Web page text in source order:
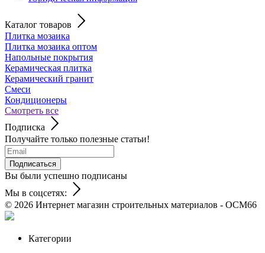
Каталог товаров
Плитка мозаика
Плитка мозаика оптом
Напольные покрытия
Керамическая плитка
Керамический гранит
Смеси
Кондиционеры
Смотреть все
Подписка
Получайте только полезные статьи!
Подписаться
Вы были успешно подписаны
Мы в соцсетях:
© 2026 Интернет магазин строительных материалов - ОСМ66
Категории